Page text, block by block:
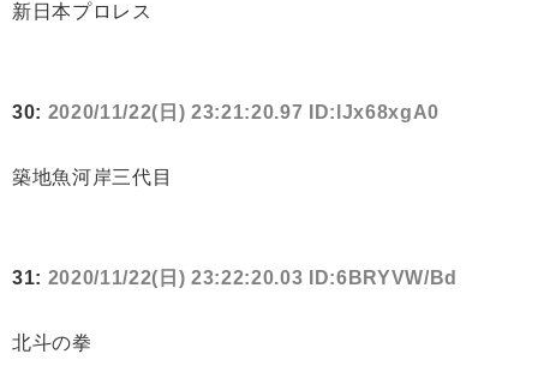
新日本プロレス
30: 2020/11/22(日) 23:21:20.97 ID:lJx68xgA0
築地魚河岸三代目
31: 2020/11/22(日) 23:22:20.03 ID:6BRYVW/Bd
北斗の拳